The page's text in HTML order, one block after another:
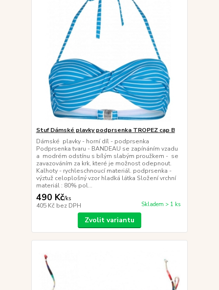
Stuf Dámské plavky podprsenka TROPEZ cap B
Dámské plavky - horní díl - podprsenka
Podprsenka tvaru - BANDEAU se zapínáním vzadu
a modrém odstínu s bílým slabým proužkem - se
zavazováním za krk, které je možnost odepnout.
Kalhoty - rychleschnoucí materiál. podprsenka -
výztuž celoplošný vzor hladká látka Složení vrchní
materiál : 80% pol...
490 Kč/ks
405 Kč bez DPH Skladem > 1 ks
Zvolit variantu